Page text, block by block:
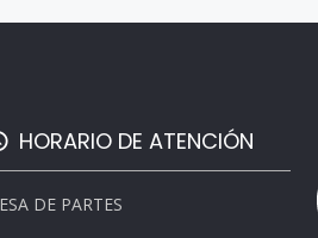
HORARIO DE ATENCIÓN
DE PARTES